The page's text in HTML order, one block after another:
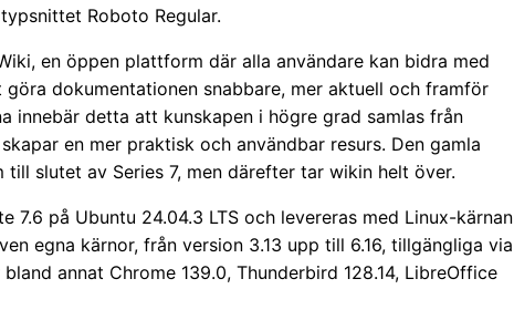
Roboto Regular.
en öppen plattform där alla användare kan bidra med
dokumentationen snabbare, mer aktuell och framför
innebär detta att kunskapen i högre grad samlas från
en mer praktisk och användbar resurs. Den gamla
slutet av Series 7, men därefter tar wikin helt över.
7.6 på Ubuntu 24.04.3 LTS och levereras med Linux-kärnan
egna kärnor, från version 3.13 upp till 6.16, tillgängliga via
annat Chrome 139.0, Thunderbird 128.14, LibreOffice